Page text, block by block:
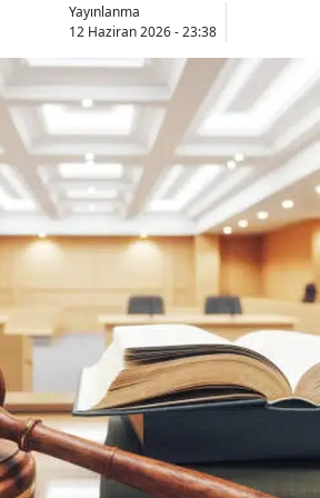
Bilecik
Bingöl
Bitlis
Bolu
Burdur
Bursa
Çanakkale
Çankırı
Çorum
Denizli
Diyarbakır
Yayınlanma
12 Haziran 2026 - 23:38